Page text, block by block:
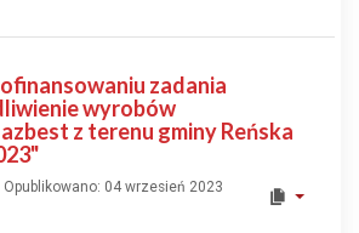
zadania
wyrobów
z terenu gminy Reńska
Opublikowano: 04 wrzesień 2023